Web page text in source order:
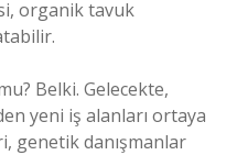
organik tavuk
Belki. Gelecekte,
yeni iş alanları ortaya
genetik danışmanlar